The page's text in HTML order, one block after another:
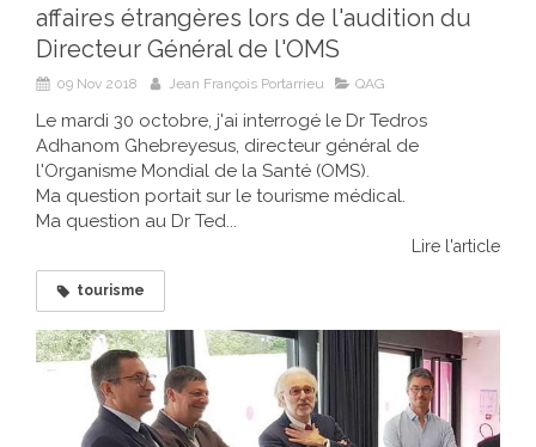
affaires étrangères lors de l'audition du
Directeur Général de l'OMS
09 Nov 2018 Jean François Portarrieu QAG
Le mardi 30 octobre, j'ai interrogé le Dr Tedros
Adhanom Ghebreyesus, directeur général de
l'Organisme Mondial de la Santé (OMS).
Ma question portait sur le tourisme médical.
Ma question au Dr Ted...
Lire l'article
tourisme